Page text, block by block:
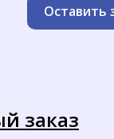
Оставить
заказ